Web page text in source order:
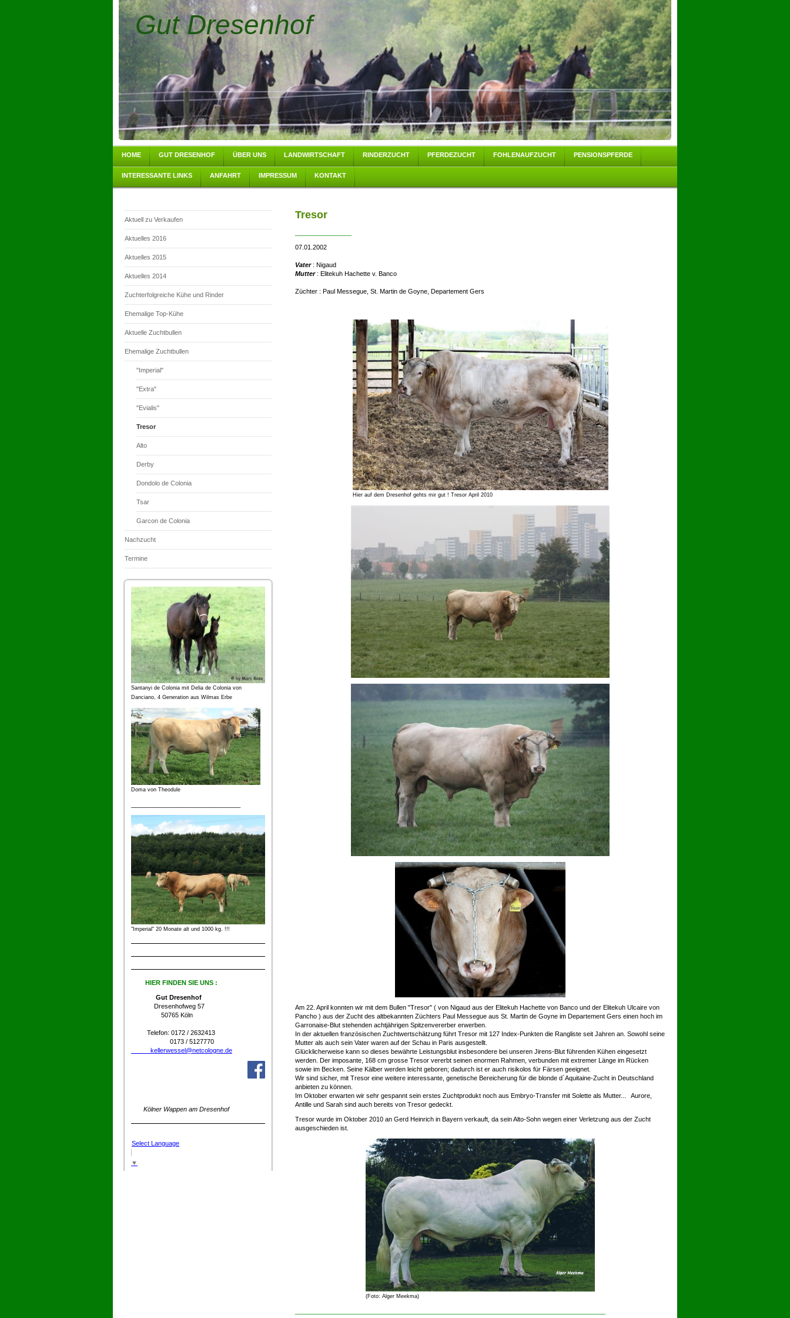
Gut Dresenhof
HOME GUT DRESENHOF ÜBER UNS LANDWIRTSCHAFT RINDERZUCHT PFERDEZUCHT FOHLENAUFZUCHT PENSIONSPFERDE
INTERESSANTE LINKS ANFAHRT IMPRESSUM KONTAKT
Aktuell zu Verkaufen
Aktuelles 2016
Aktuelles 2015
Aktuelles 2014
Zuchterfolgreiche Kühe und Rinder
Ehemalige Top-Kühe
Aktuelle Zuchtbullen
Ehemalige Zuchtbullen
"Imperial"
"Extra"
"Evialis"
Tresor
Alto
Derby
Dondolo de Colonia
Tsar
Garcon de Colonia
Nachzucht
Termine
Santanyi de Colonia mit Delia de Colonia von
Danciano, 4 Generation aus Wilmas Erbe
Doma von Theodule
"Imperial" 20 Monate alt und 1000 kg. !!!
HIER FINDEN SIE UNS :
Gut Dresenhof
Dresenhofweg 57
50765 Köln
Telefon: 0172 / 2632413
0173 / 5127770
kellerwessel@netcologne.de
Kölner Wappen am Dresenhof
Select Language
▼
Tresor
07.01.2002
Vater: Nigaud
Mutter: Elitekuh Hachette v. Banco
Züchter : Paul Messegue, St. Martin de Goyne, Departement Gers
Hier auf dem Dresenhof gehts mir gut ! Tresor April 2010
Am 22. April konnten wir mit dem Bullen "Tresor" ( von Nigaud aus der Elitekuh Hachette von Banco und der Elitekuh Ulcaire von
Pancho ) aus der Zucht des altbekannten Züchters Paul Messegue aus St. Martin de Goyne im Departement Gers einen hoch im
Garronaise-Blut stehenden achtjährigen Spitzenvererber erwerben.
In der aktuellen französischen Zuchtwertschätzung führt Tresor mit 127 Index-Punkten die Rangliste seit Jahren an. Sowohl seine
Mutter als auch sein Vater waren auf der Schau in Paris ausgestellt.
Glücklicherweise kann so dieses bewährte Leistungsblut insbesondere bei unseren Jirens-Blut führenden Kühen eingesetzt
werden. Der imposante, 168 cm grosse Tresor vererbt seinen enormen Rahmen, verbunden mit extremer Länge im Rücken
sowie im Becken. Seine Kälber werden leicht geboren; dadurch ist er auch risikolos für Färsen geeignet.
Wir sind sicher, mit Tresor eine weitere interessante, genetische Bereicherung für die blonde d`Aquitaine-Zucht in Deutschland
anbieten zu können.
Im Oktober erwarten wir sehr gespannt sein erstes Zuchtprodukt noch aus Embryo-Transfer mit Solette als Mutter... Aurore,
Antille und Sarah sind auch bereits von Tresor gedeckt.
Tresor wurde im Oktober 2010 an Gerd Heinrich in Bayern verkauft, da sein Alto-Sohn wegen einer Verletzung aus der Zucht
ausgeschieden ist.
(Foto: Alger Meekma)